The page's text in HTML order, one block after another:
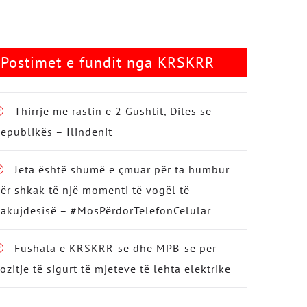
Postimet e fundit nga KRSKRR
Thirrje me rastin e 2 Gushtit, Ditës së
– Ilindenit
Jeta është shumë e çmuar për ta humbur
shkak të një momenti të vogël të
– #MosPërdorTelefonCelular
Fushata e KRSKRR-së dhe MPB-së për
të sigurt të mjeteve të lehta elektrike